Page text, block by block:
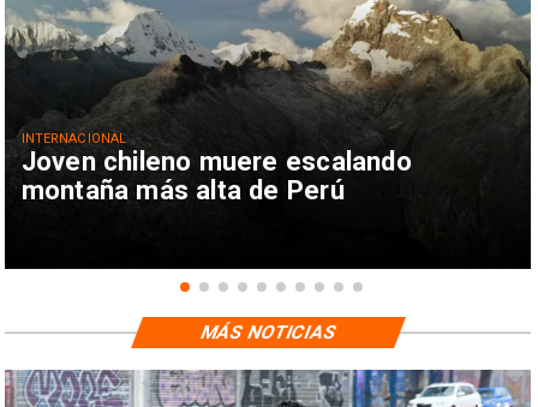
Joven chileno muere escalando
montaña más alta de Perú
INTERNACIONAL
MÁS NOTICIAS